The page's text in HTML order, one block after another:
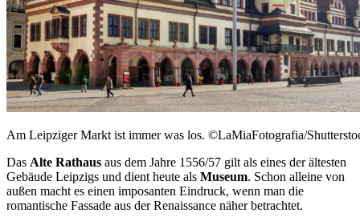
Am Leipziger Markt ist immer was los. ©LaMiaFotografia/
Das Alte Rathaus aus dem Jahre 1556/57 gilt als eines der ältesten
Gebäude Leipzigs und dient heute als Museum. Schon alleine von
außen macht es einen imposanten Eindruck, wenn man die
romantische Fassade aus der Renaissance näher betrachtet.